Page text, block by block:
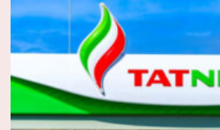
приоритет
внутренний
рынок
нефтепродуктов
внешнему